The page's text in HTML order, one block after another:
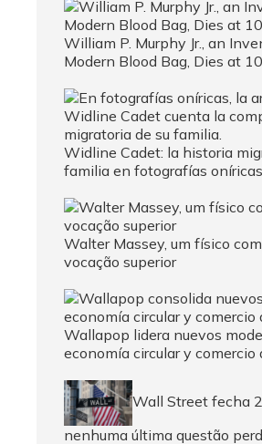
William P. Murphy Jr., an
Modern Blood Bag, Dies at
Widline Cadet: la historia
familia en fotografías oníricas
Walter Massey, um físico
vocação superior
Wallapop lidera nuevos
economía circular y comercio
Wall Street fecha
nenhuma última questão